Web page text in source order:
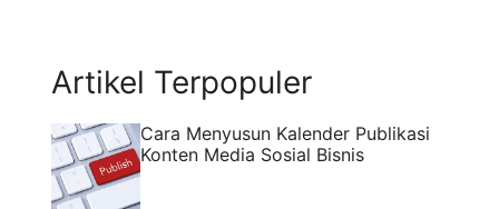
Artikel Terpopuler
Cara Menyusun Kalender Publikasi
Konten Media Sosial Bisnis